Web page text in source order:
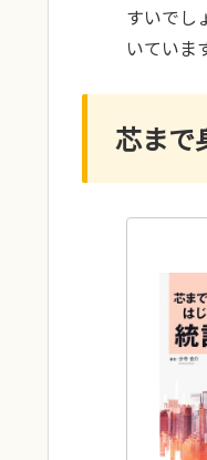
すいでし
いていま
芯まで